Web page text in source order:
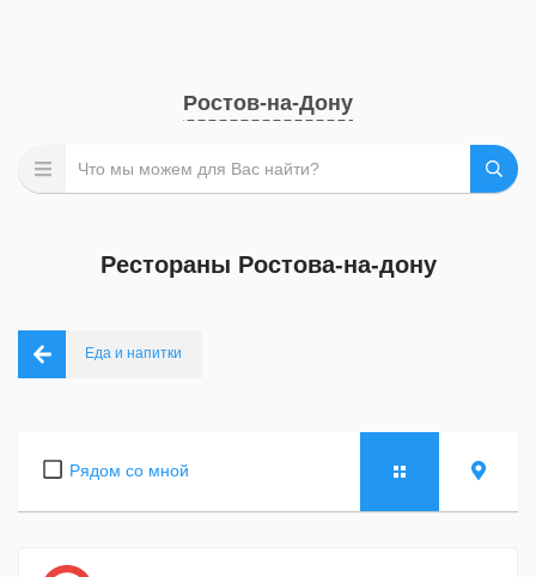
Ростов-на-Дону
Рестораны Ростова-на-дону
Еда и напитки
Рядом со мной